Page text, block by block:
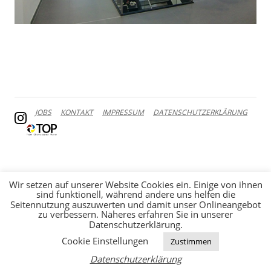
JOBS KONTAKT IMPRESSUM DATENSCHUTZERKLÄRUNG
Wir setzen auf unserer Website Cookies ein. Einige von ihnen
sind funktionell, während andere uns helfen die
Seitennutzung auszuwerten und damit unser Onlineangebot
zu verbessern. Näheres erfahren Sie in unserer
Datenschutzerklärung.
Cookie Einstellungen
Zustimmen
Datenschutzerklärung